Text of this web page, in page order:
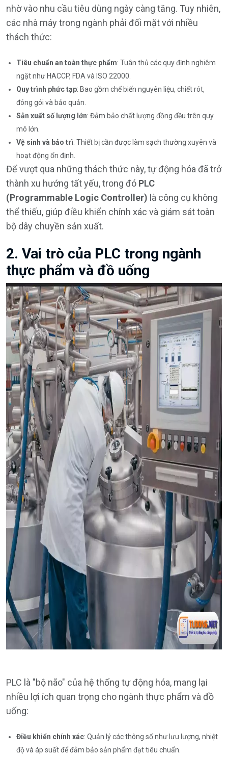
nhờ vào nhu cầu tiêu dùng ngày càng tăng. Tuy nhiên,
các nhà máy trong ngành phải đối mặt với nhiều
thách thức:
Tiêu chuẩn an toàn thực phẩm: Tuân thủ các quy định nghiêm
ngặt như HACCP, FDA và ISO 22000.
Quy trình phức tạp: Bao gồm chế biến nguyên liệu, chiết rót,
đóng gói và bảo quản.
Sản xuất số lượng lớn: Đảm bảo chất lượng đồng đều trên quy
mô lớn.
Vệ sinh và bảo trì: Thiết bị cần được làm sạch thường xuyên và
hoạt động ổn định.
Để vượt qua những thách thức này, tự động hóa đã trở
thành xu hướng tất yếu, trong đó PLC
(Programmable Logic Controller) là công cụ không
thể thiếu, giúp điều khiển chính xác và giám sát toàn
bộ dây chuyền sản xuất.
2. Vai trò của PLC trong ngành
thực phẩm và đồ uống
PLC là "bộ não" của hệ thống tự động hóa, mang lại
nhiều lợi ích quan trọng cho ngành thực phẩm và đồ
uống:
Điều khiển chính xác: Quản lý các thông số như lưu lượng, nhiệt
độ và áp suất để đảm bảo sản phẩm đạt tiêu chuẩn.